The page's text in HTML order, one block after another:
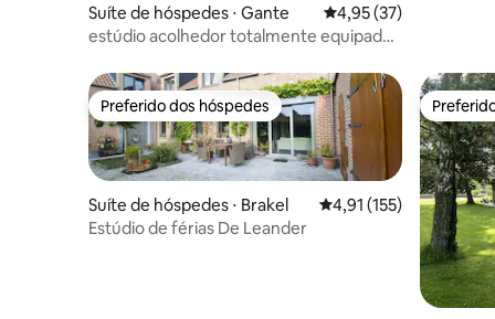
Suíte de hóspedes ⋅ Gante 4,95 de uma avaliação
4,95 (37)
estúdio acolhedor totalmente equipado
Preferido dos hóspedes
Preferido dos hóspedes
Suíte de hóspedes ⋅ Brakel 4,91 de uma avaliação
4,91 (155)
Estúdio de férias De Leander